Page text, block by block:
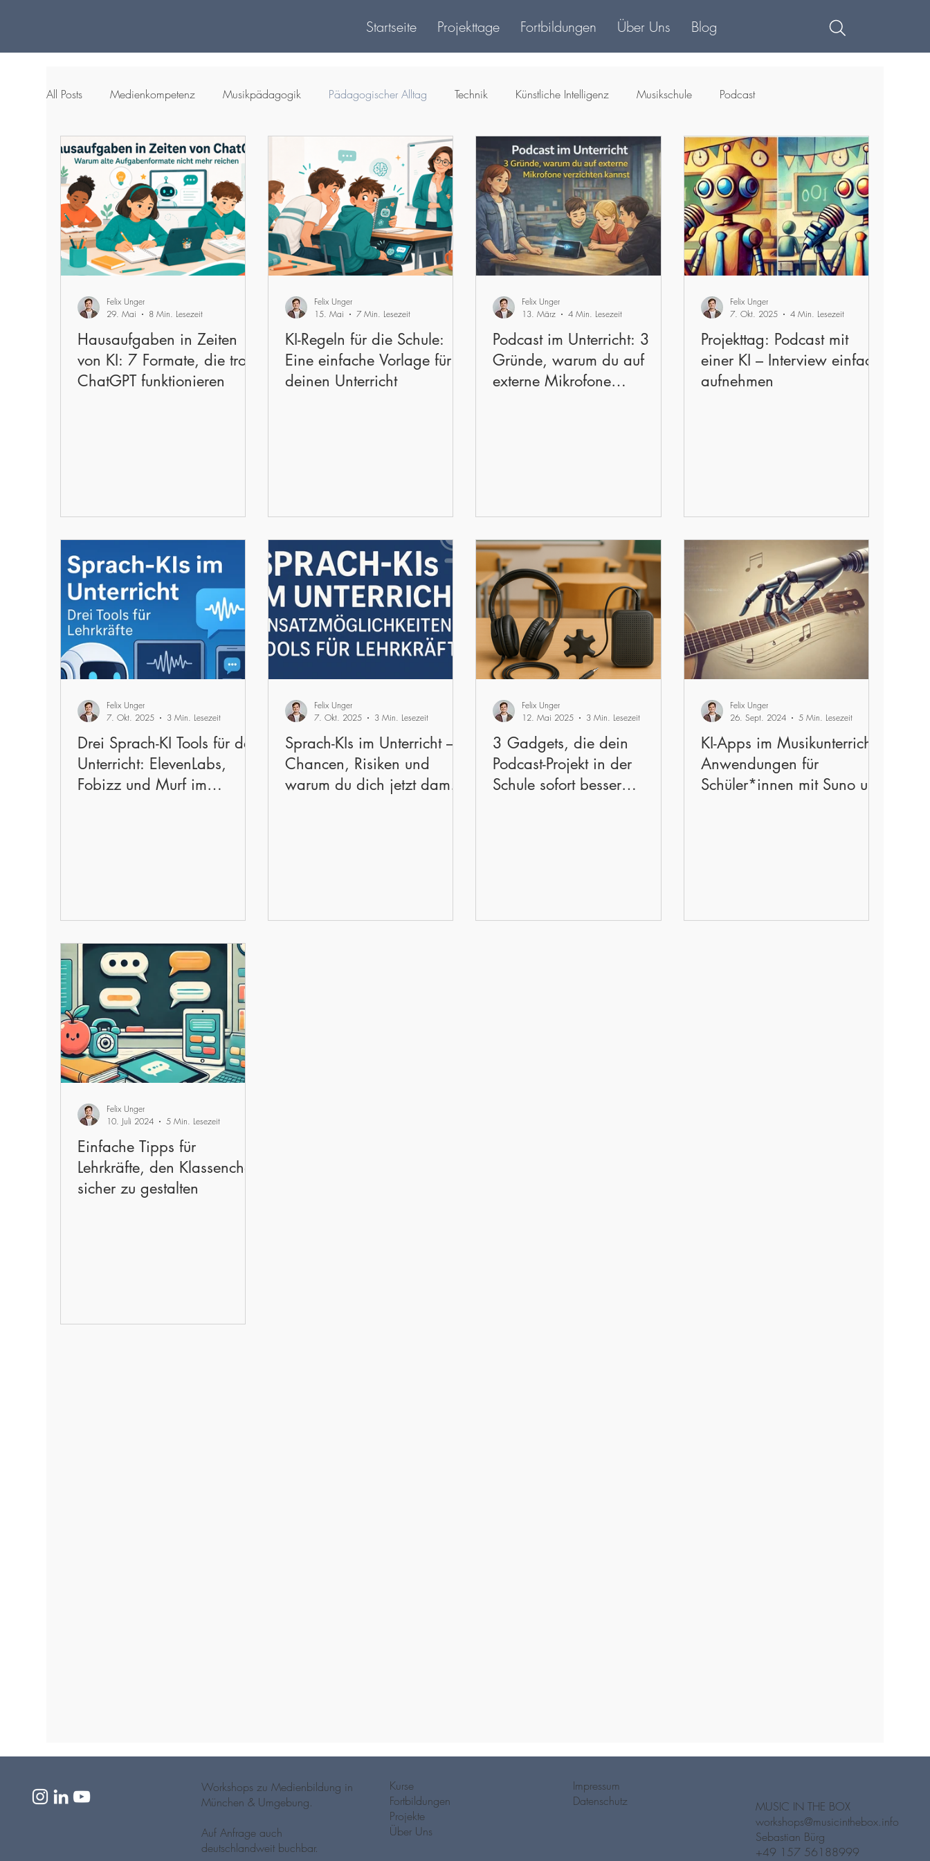
Startseite Projekttage Fortbildungen Über Uns Blog
All Posts Medienkompetenz Musikpädagogik Pädagogischer Alltag Technik Künstliche Intelligenz Musikschule Podcast
Kostenloses Arbeitsblatt
Hausaufgaben in Zeiten
von KI: 7 Formate, die trotz
ChatGPT funktionieren
Felix Unger
29. Mai
8 Min. Lesezeit
KI-Regeln für die Schule:
Eine einfache Vorlage für
deinen Unterricht
Felix Unger
15. Mai
7 Min. Lesezeit
Podcast im Unterricht: 3
Gründe, warum du auf
externe Mikrofone
Felix Unger
13. März
4 Min. Lesezeit
Projekttag: Podcast mit
einer KI – Interview einfach
aufnehmen
Felix Unger
7. Okt. 2025
4 Min. Lesezeit
Drei Sprach-KI Tools für den
Unterricht: ElevenLabs,
Fobizz und Murf im
Felix Unger
7. Okt. 2025
3 Min. Lesezeit
Sprach-KIs im Unterricht –
Chancen, Risiken und
warum du dich jetzt damit
Felix Unger
7. Okt. 2025
3 Min. Lesezeit
3 Gadgets, die dein
Podcast-Projekt in der
Schule sofort besser
Felix Unger
12. Mai 2025
3 Min. Lesezeit
KI-Apps im Musikunterricht:
Anwendungen für
Schüler*innen mit Suno und
Felix Unger
26. Sept. 2024
5 Min. Lesezeit
Einfache Tipps für
Lehrkräfte, den Klassenchat
sicher zu gestalten
Felix Unger
10. Juli 2024
5 Min. Lesezeit
Workshops zu Medienbildung in
München & Umgebung.
Auf Anfrage auch
deutschlandweit buchbar.
Kurse
Fortbildungen
Projekte
Über Uns
Impressum
Datenschutz
MUSIC IN THE BOX
workshops@musicinthebox.info
Sebastian Bürg
‭+49 157 56188999‬